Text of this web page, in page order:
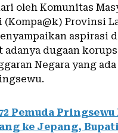
oleh Komunitas
(Kompa@k) Provinsi
aspirasi
dugaan
Negara yang ada
Pemuda
ke Jepang,